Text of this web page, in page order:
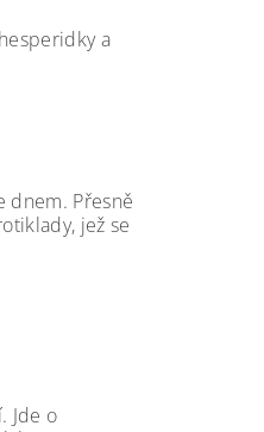
a
dnem. Přesně
jež se
Jde o